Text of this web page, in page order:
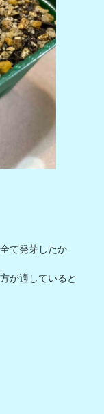
て発芽したか
が適していると